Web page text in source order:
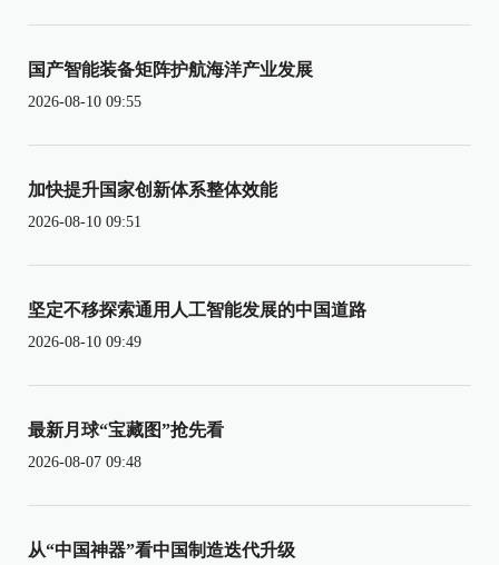
国产智能装备矩阵护航海洋产业发展
2026-08-10 09:55
加快提升国家创新体系整体效能
2026-08-10 09:51
坚定不移探索通用人工智能发展的中国道路
2026-08-10 09:49
最新月球“宝藏图”抢先看
2026-08-07 09:48
从“中国神器”看中国制造迭代升级